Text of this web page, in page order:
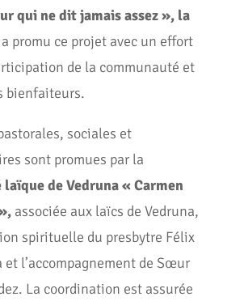
qui ne dit jamais assez », la
promu ce projet avec un effort
de la communauté et
bienfaiteurs.
sociales et
sont promues par la
de Vedruna « Carmen
associée aux laïcs de Vedruna,
spirituelle du presbytre Félix
et l’accompagnement de Sœur
La coordination est assurée